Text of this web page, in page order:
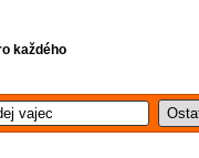
každého